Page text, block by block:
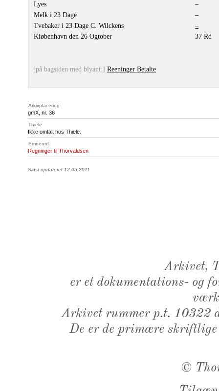
Lyes
Melk i 23 Dage
Tvebaker i 23 Dage C. Wilckens
Kiøbenhavn den 26 Ogtober
–
–
–
37 Rd
[på bagsiden med blyant:] Reeninger Betalte
Arkivplacering
gmX, nr. 36
Thiele
Ikke omtalt hos Thiele.
Emneord
Regninger til Thorvaldsen
Sidst opdateret 12.05.2011
Arkivet,
er et dokumentations- og
Arkivet rummer p.t. 10322
De er de primære
©